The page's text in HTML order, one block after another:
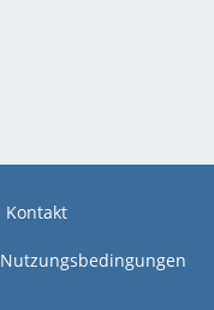
Kontakt
Nutzungsbedingungen